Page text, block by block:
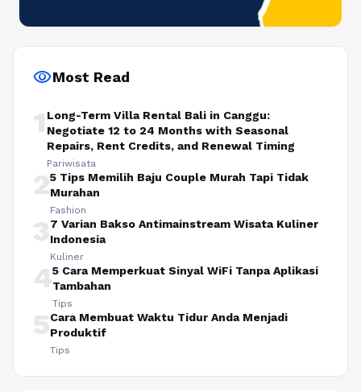
visibilityMost Read
1 Long-Term Villa Rental Bali in Canggu:
Negotiate 12 to 24 Months with Seasonal
Repairs, Rent Credits, and Renewal Timing
Pariwisata
25 Tips Memilih Baju Couple Murah Tapi Tidak
Murahan
Fashion
37 Varian Bakso Antimainstream Wisata Kuliner
Indonesia
Kuliner
45 Cara Memperkuat Sinyal WiFi Tanpa Aplikasi
Tambahan
Tips
5Cara Membuat Waktu Tidur Anda Menjadi
Produktif
Tips